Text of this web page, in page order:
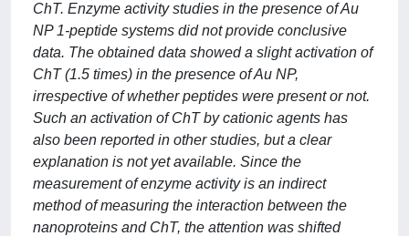
ChT. Enzyme activity studies in the presence of Au
NP 1-peptide systems did not provide conclusive
data. The obtained data showed a slight activation of
ChT (1.5 times) in the presence of Au NP,
irrespective of whether peptides were present or not.
Such an activation of ChT by cationic agents has
also been reported in other studies, but a clear
explanation is not yet available. Since the
measurement of enzyme activity is an indirect
method of measuring the interaction between the
nanoproteins and ChT, the attention was shifted